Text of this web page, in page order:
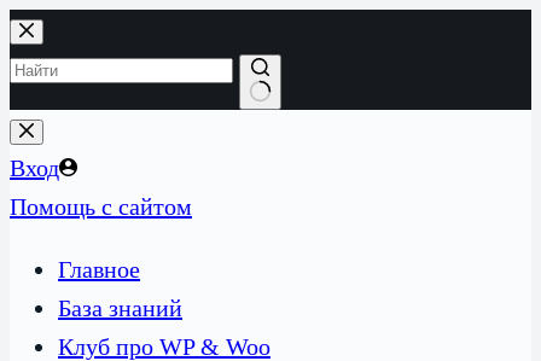
Перейти
к
сути
Ничего
не
найдено
Вход
Помощь с сайтом
Главное
База знаний
Клуб про WP & Woo